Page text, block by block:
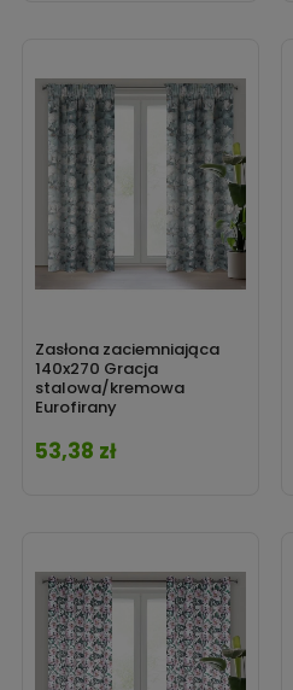
Zasłona zaciemniająca
140x270 Gracja
stalowa/kremowa
Eurofirany
Cena
53,38 zł